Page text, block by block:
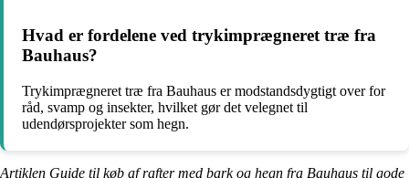
Hvad er fordelene ved trykimprægneret træ fra
Bauhaus?
Trykimprægneret træ fra Bauhaus er modstandsdygtigt over for
råd, svamp og insekter, hvilket gør det velegnet til
udendørsprojekter som hegn.
Artiklen Guide til køb af rafter med bark og hegn fra Bauhaus til gode